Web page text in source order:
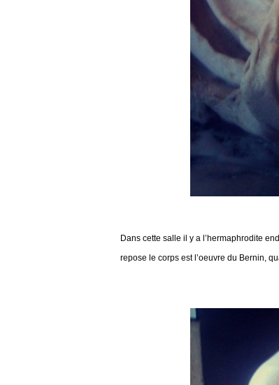
Dans cette salle il y a l’hermaphrodite
repose le corps est l’oeuvre du Bernin,